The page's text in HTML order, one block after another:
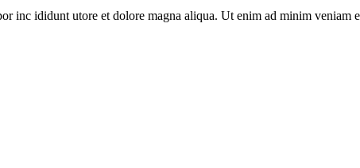
inc ididunt utore et dolore magna aliqua. Ut enim ad minim veniam